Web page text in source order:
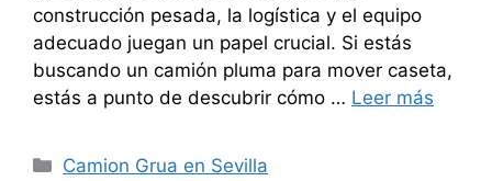
construcción pesada, la logística y el equipo
adecuado juegan un papel crucial. Si estás
buscando un camión pluma para mover caseta,
estás a punto de descubrir cómo … Leer más
Categorías
Camion Grua en Sevilla